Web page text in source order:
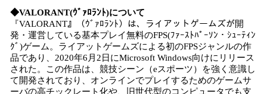
◆VALORANT(ｳﾞｧﾛﾗﾝﾄ)について
『VALORANT』（ｳﾞｧﾛﾗﾝﾄ）は、ライアットゲームズが開
発・運営している基本プレイ無料のFPS(ﾌｧｰｽﾄﾊﾟｰｿﾝ・ｼｭｰﾃｨﾝ
ｸﾞ)ゲーム。ライアットゲームズによる初のFPSジャンルの作
品であり、2020年6月2日にMicrosoft Windows向けにリリース
された。この作品は、競技シーン（eスポーツ）を強く意識し
て開発されており、オンラインでプレイするためのゲームサ
ーバの高チックレート化や、旧世代型のコンピュータでも支